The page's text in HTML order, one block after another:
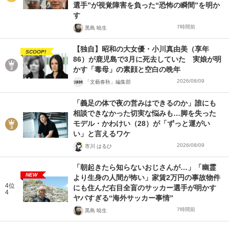
選手”が視覚障害を負った“恐怖の瞬間”を明か
す
黒島 暁生 7時間前
SCOOP!
【独自】昭和の大女優・小川真由美（享年
86）が鹿児島で3月に死去していた 実娘が明
かす「毒母」の素顔と空白の晩年
「文藝春秋」編集部 2026/08/09
「義足の体で夜の営みはできるのか」誰にも
相談できなかった切実な悩みも…脚を失った
モデル・かわけい（28）が「ずっと運がい
い」と言えるワケ
市川 はるひ 2026/08/09
4位
4
NEW
「朝起きたら知らないおじさんが…」「幽霊
より生身の人間が怖い」家賃2万円の事故物件
にも住んだ右目全盲のサッカー選手が明かす
ヤバすぎる“海外サッカー事情”
黒島 暁生 7時間前